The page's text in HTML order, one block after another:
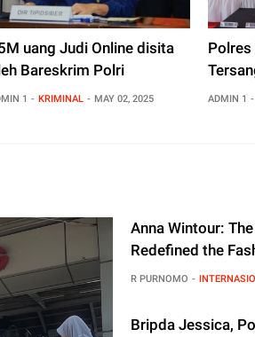
uang Judi Online disita
Bareskrim Polri
1 KRIMINAL MAY 02, 2025
Polres
dan
ADMIN 1
Anna Wintour:
Redefined the
R PURNOMO
Bripda Jessica,